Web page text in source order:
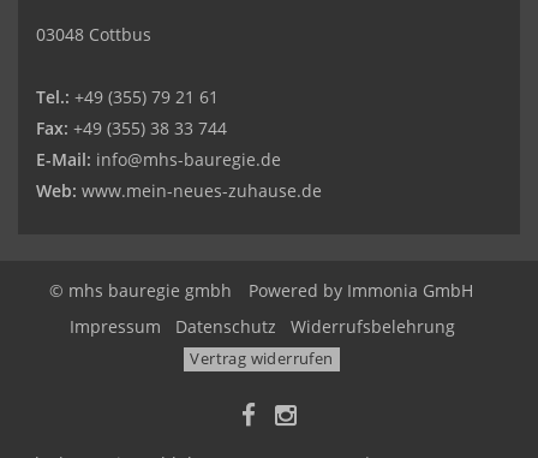
03048 Cottbus
Tel.: +49 (355) 79 21 61
Fax: +49 (355) 38 33 744
E-Mail: info@mhs-bauregie.de
Web: www.mein-neues-zuhause.de
© mhs bauregie gmbh Powered by Immonia GmbH
Impressum
Datenschutz Widerrufsbelehrung
Vertrag widerrufen